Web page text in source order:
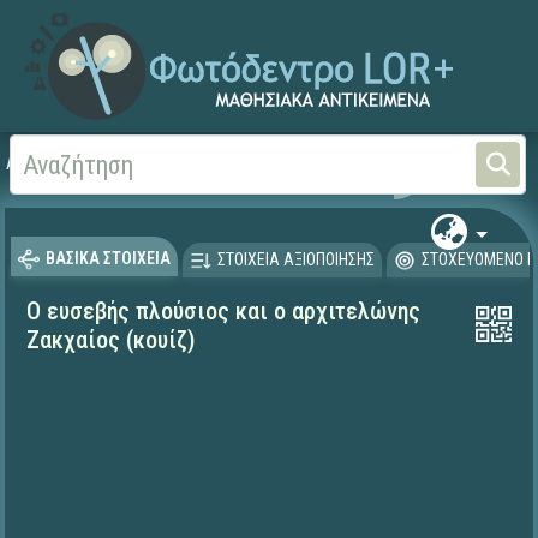
Αρχική Καινή
ΒΑΣΙΚΑ ΣΤΟΙΧΕΙΑ ΣΤΟΙΧΕΙΑ ΑΞΙΟΠΟΙΗΣΗΣ ΣΤΟΧΕΥΟΜΕΝΟ
Ο ευσεβής πλούσιος και ο αρχιτελώνης
Ζακχαίος (κουίζ)